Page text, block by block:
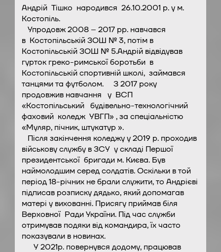
Андрій Тішко народився 26.10.2001 р. у м.
Костопіль.
Упродовж 2008 – 2017 рр. навчався
в Костопільській ЗОШ № 3, потім в
Костопільській ЗОШ № 5.Андрій відвідував
гурток греко-римської боротьби в
Костопільській спортивній школі, займався
танцями та футболом. З 2017 року
продовжив навчання у ВСП
«Костопільський будівельно-технологічний
фаховий коледж УВГП» , за спеціальністю
«Муляр, пічник, штукатур ».
Після закінчення коледжу у 2019 р. проходив
військову службу в ЗСУ у складі Першої
президентської бригади м. Києва. Був
наймолодшим серед солдатів. Оскільки в той
період 18-річних не брали служити, то Андрієві
підписав розписку дядько, який допомагав
матері у вихованні. Присягу приймав біля
Верховної Ради України. Під час служби
отримував подяки від командира, їх часто
показували в новинах.
У 2021р. повернувся додому, працював